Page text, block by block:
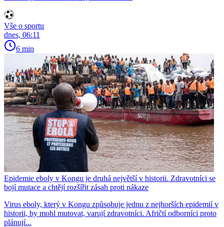
Vše o sportu
dnes, 06:11
6 min
Epidemie eboly v Kongu je druhá největší v historii. Zdravotníci se
bojí mutace a chtějí rozšířit zásah proti nákaze
Virus eboly, který v Kongu způsobuje jednu z nejhorších epidemií v
historii, by mohl mutovat, varují zdravotníci. Afričtí odborníci proto
plánují...